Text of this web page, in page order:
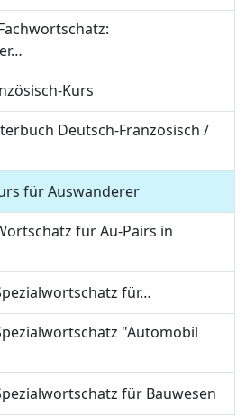
Kurs
Deutsch-Französisch /
für Auswanderer
für Au-Pairs in
für…
"Automobil
für Bauwesen